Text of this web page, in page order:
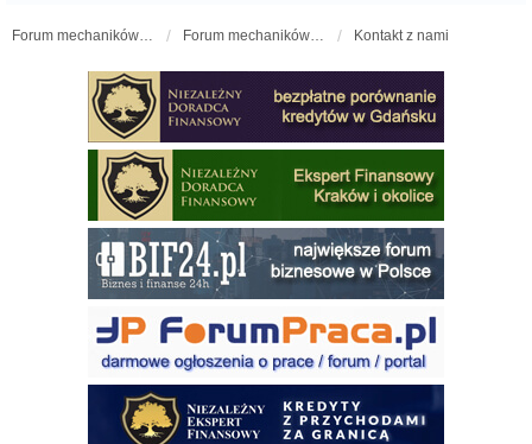
Forum mechaników samochodowych - forum-mechaniczne.pl Forum mechaników samochodowych Kontakt z nami